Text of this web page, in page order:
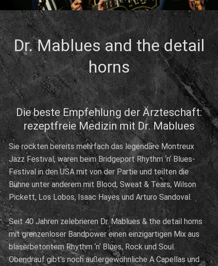
Dr. Mablues and the detail
horns
Die beste Empfehlung der Ärzteschaft:
rezeptfreie Medizin mit Dr. Mablues
Sie rockten bereits mehrfach das legendäre Montreux
Jazz Festival, waren beim Bridgeport Rhythm ‘n‘ Blues-
Festival in den USA mit von der Partie und teilten die
Bühne unter anderem mit Blood, Sweat & Tears, Wilson
Pickett, Los Lobos, Isaac Hayes und Arturo Sandoval.
Seit 40 Jahren zelebrieren Dr. Mablues & the detail horns
mit grenzenloser Bandpower einen einzigartigen Mix aus
bläserbetontem Rhythm ‘n‘ Blues, Rock und Soul.
Obendrauf gibt’s noch außergewöhnliche A Capellas und